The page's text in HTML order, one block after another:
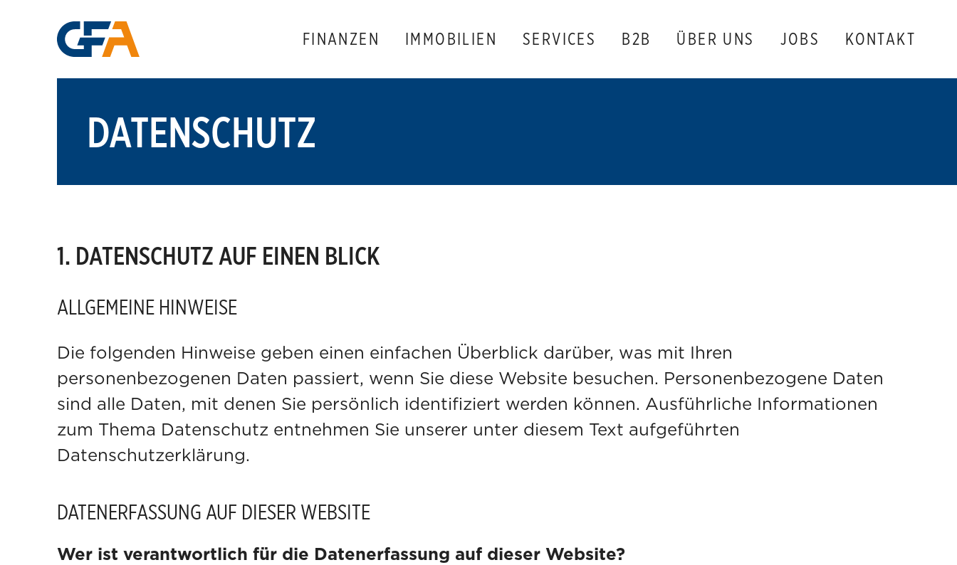
FINANZEN IMMOBILIEN SERVICES B2B ÜBER UNS JOBS KONTAKT
DATENSCHUTZ
1. DATENSCHUTZ AUF EINEN BLICK
ALLGEMEINE HINWEISE
Die folgenden Hinweise geben einen einfachen Überblick darüber, was mit Ihren
personenbezogenen Daten passiert, wenn Sie diese Website besuchen. Personenbezogene Daten
sind alle Daten, mit denen Sie persönlich identifiziert werden können. Ausführliche Informationen
zum Thema Datenschutz entnehmen Sie unserer unter diesem Text aufgeführten
Datenschutzerklärung.
DATENERFASSUNG AUF DIESER WEBSITE
Wer ist verantwortlich für die Datenerfassung auf dieser Website?